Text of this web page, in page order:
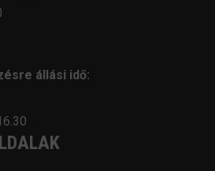
állási idő: